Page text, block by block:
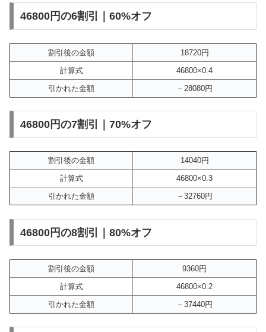
46800円の6割引｜60%オフ
割引後の金額
18720円
計算式
46800×0.4
引かれた金額
－28080円
46800円の7割引｜70%オフ
割引後の金額
14040円
計算式
46800×0.3
引かれた金額
－32760円
46800円の8割引｜80%オフ
割引後の金額
9360円
計算式
46800×0.2
引かれた金額
－37440円